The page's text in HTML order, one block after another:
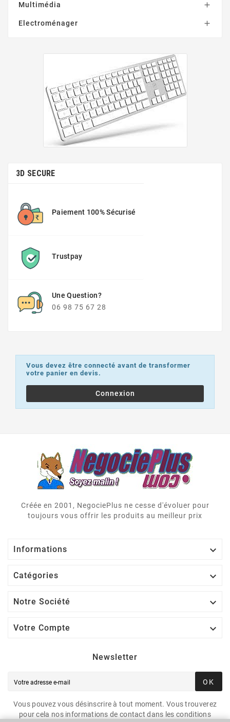
Multimédia 
Electroménager 
3D SECURE
Paiement 100% Sécurisé
Trustpay
Une Question?
06 98 75 67 28
Vous devez être connecté avant de transformer
votre panier en devis.
Connexion
Créée en 2001, NegociePlus ne cesse d'évoluer pour
toujours vous offrir les produits au meilleur prix
Informations 
Catégories 
Notre Société 
Votre Compte 
Newsletter
OK
Vous pouvez vous désinscrire à tout moment. Vous trouverez
pour cela nos informations de contact dans les conditions